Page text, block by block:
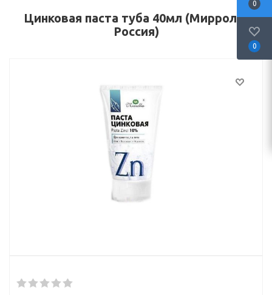
Цинковая паста туба 40мл (Миррола/
Россия)
0
0